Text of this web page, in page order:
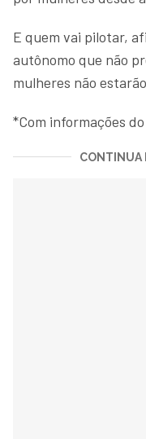
E quem vai pilotar,
autônomo que não
mulheres não
*Com informações
CONTINUA